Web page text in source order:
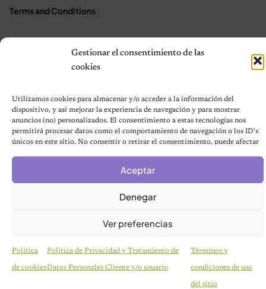
Gestionar el consentimiento de las
cookies
Utilizamos cookies para almacenar y/o acceder a la información del
dispositivo, y así mejorar la experiencia de navegación y para mostrar
anuncios (no) personalizados. El consentimiento a estas tecnologías nos
permitirá procesar datos como el comportamiento de navegación o los ID's
únicos en este sitio. No consentir o retirar el consentimiento, puede afectar
Aceptar
Denegar
Ver preferencias
Política
de cookies
Política de Privacidad y Tratamiento de
Datos Personales Cliente y/o usuario
Términos y
condiciones de uso
del sitio
HISTORIAS EMOTIVAS
El Día Que 101 Perros Conocieron Por Primera
Terms and Conditions
© 2026 Notas de Mascotas
Política de privacidad